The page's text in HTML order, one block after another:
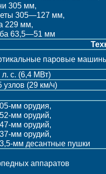
305 мм,
305—127 мм,
229 мм,
63,5—51 мм
паровые
л. с. (6,4 МВт)
узлов (29 км/ч)
мм орудия,
мм орудий,
мм орудий,
мм орудий,
мм десантные пушки
аппаратов